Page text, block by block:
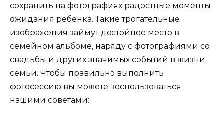
сохранить на фотографиях радостные моменты
ожидания ребенка. Такие трогательные
изображения займут достойное место в
семейном альбоме, наряду с фотографиями со
свадьбы и других значимых событий в жизни
семьи. Чтобы правильно выполнить
фотосессию вы можете воспользоваться
нашими советами: